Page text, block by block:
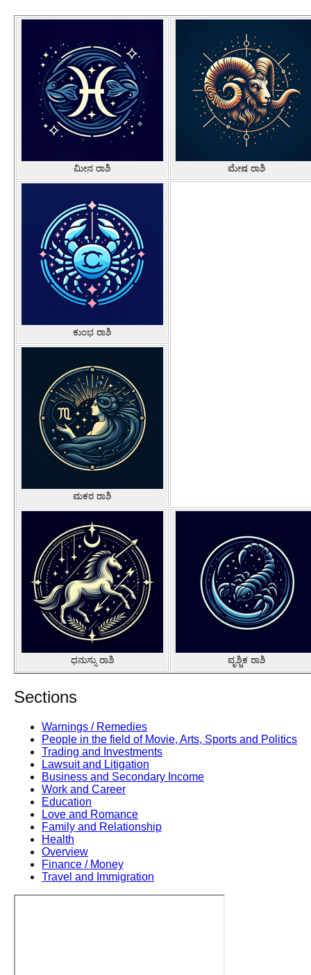
ಮೀನ ರಾಶಿ ಮೇಷ ರಾಶಿ
ಕುಂಭ ರಾಶಿ
ಮಕರ ರಾಶಿ
ಧನುಸ್ಸು ರಾಶಿ ವೃಶ್ಚಿಕ ರಾಶಿ
Sections
Warnings / Remedies
People in the field of Movie, Arts, Sports and Politics
Trading and Investments
Lawsuit and Litigation
Business and Secondary Income
Work and Career
Education
Love and Romance
Family and Relationship
Health
Overview
Finance / Money
Travel and Immigration